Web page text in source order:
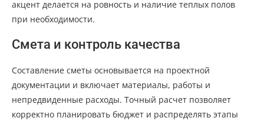
акцент делается на ровность и наличие теплых полов
при необходимости.
Смета и контроль качества
Составление сметы основывается на проектной
документации и включает материалы, работы и
непредвиденные расходы. Точный расчет позволяет
корректно планировать бюджет и распределять этапы